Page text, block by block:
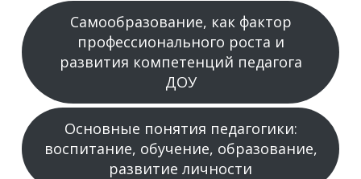
Самообразование, как фактор
профессионального роста и
развития компетенций педагога
ДОУ
Основные понятия педагогики:
воспитание, обучение, образование,
развитие личности